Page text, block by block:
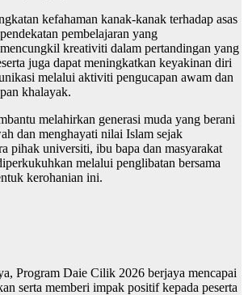
kefahaman kanak-kanak terhadap asas
pembelajaran yang
kreativiti dalam pertandingan yang
juga dapat meningkatkan keyakinan diri
melalui aktiviti pengucapan awam dan
khalayak.
melahirkan generasi muda yang berani
dan menghayati nilai Islam sejak
pihak universiti, ibu bapa dan masyarakat
melalui penglibatan bersama
kerohanian ini.
Program Daie Cilik 2026 berjaya mencapai
serta memberi impak positif kepada peserta